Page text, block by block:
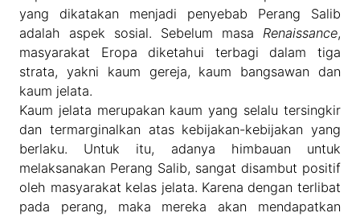
yang dikatakan menjadi penyebab Perang Salib
adalah aspek sosial. Sebelum masa Renaissance,
masyarakat Eropa diketahui terbagi dalam tiga
strata, yakni kaum gereja, kaum bangsawan dan
kaum jelata.
Kaum jelata merupakan kaum yang selalu tersingkir
dan termarginalkan atas kebijakan-kebijakan yang
berlaku. Untuk itu, adanya himbauan untuk
melaksanakan Perang Salib, sangat disambut positif
oleh masyarakat kelas jelata. Karena dengan terlibat
pada perang, maka mereka akan mendapatkan